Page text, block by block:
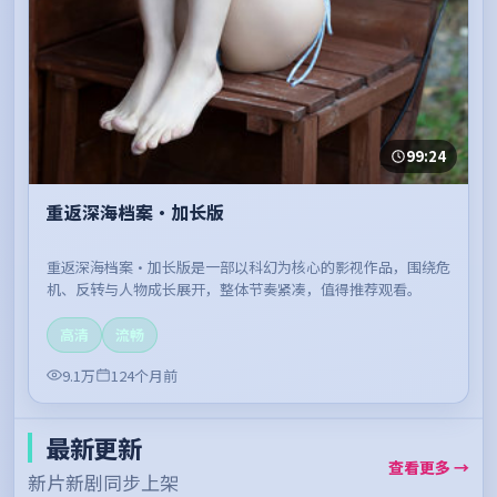
99:24
重返深海档案·加长版
重返深海档案·加长版是一部以科幻为核心的影视作品，围绕危
机、反转与人物成长展开，整体节奏紧凑，值得推荐观看。
高清
流畅
9.1万
124个月前
最新更新
新片新剧同步上架
查看更多 →